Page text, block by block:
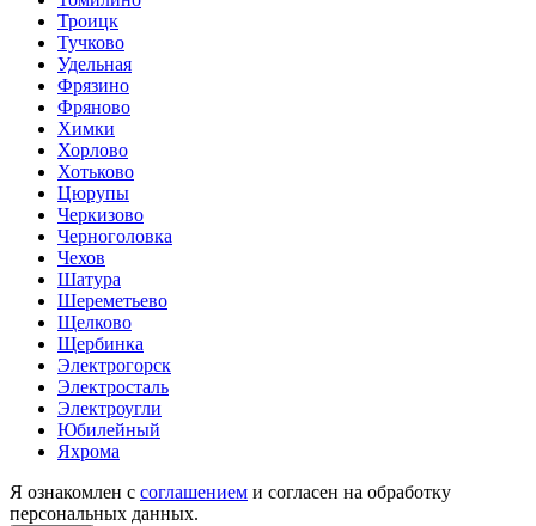
Троицк
Тучково
Удельная
Фрязино
Фряново
Химки
Хорлово
Хотьково
Цюрупы
Черкизово
Черноголовка
Чехов
Шатура
Шереметьево
Щелково
Щербинка
Электрогорск
Электросталь
Электроугли
Юбилейный
Яхрома
Я ознакомлен с соглашением и согласен на обработку
персональных данных.